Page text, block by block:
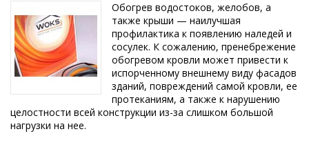
Обогрев водостоков, желобов, а
также крыши — наилучшая
профилактика к появлению наледей и
сосулек. К сожалению, пренебрежение
обогревом кровли может привести к
испорченному внешнему виду фасадов
зданий, повреждений самой кровли, ее
протеканиям, а также к нарушению
целостности всей конструкции из-за слишком большой
нагрузки на нее.